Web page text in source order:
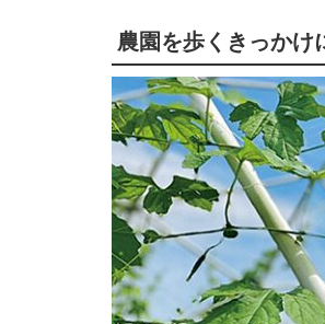
農園を歩くきっかけ